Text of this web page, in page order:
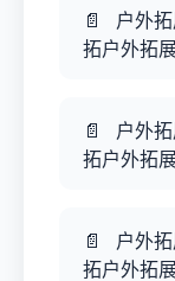
户外
拓户外拓
户外
拓户外拓
户外
拓户外拓